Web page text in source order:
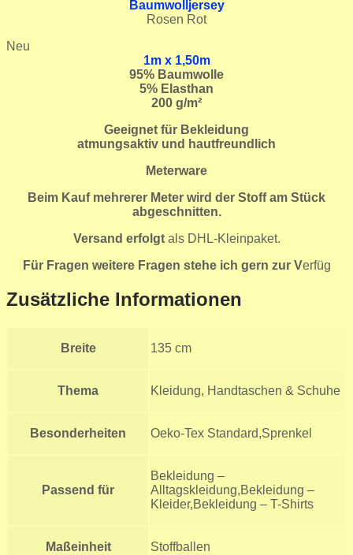
Baumwolljersey
Rosen Rot
Neu
1m x 1,50m
95% Baumwolle
5% Elasthan
200 g/m²
Geeignet für Bekleidung
atmungsaktiv und hautfreundlich
Meterware
Beim Kauf mehrerer Meter wird der Stoff am Stück
abgeschnitten.
Versand erfolgt als DHL-Kleinpaket.
Für Fragen weitere Fragen stehe ich gern zur Verfüg
Zusätzliche Informationen
Breite 135 cm
Thema Kleidung, Handtaschen & Schuhe
Besonderheiten Oeko-Tex Standard,Sprenkel
Passend für
Bekleidung –
Alltagskleidung,Bekleidung –
Kleider,Bekleidung – T-Shirts
Maßeinheit Stoffballen